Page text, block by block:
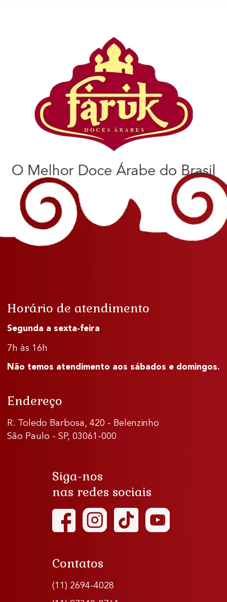
Horário de atendimento
Segunda a sexta-feira
7h às 16h
Não temos atendimento aos sábados e domingos.
Endereço
R. Toledo Barbosa, 420 - Belenzinho
São Paulo - SP, 03061-000
Siga-nos
nas redes sociais
Contatos
(11) 2694-4028